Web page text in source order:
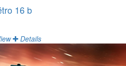
16 b
Details